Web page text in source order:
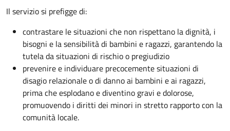
Il servizio si prefigge di:
contrastare le situazioni che non rispettano la dignità, i
bisogni e la sensibilità di bambini e ragazzi, garantendo la
tutela da situazioni di rischio o pregiudizio
prevenire e individuare precocemente situazioni di
disagio relazionale o di danno ai bambini e ai ragazzi,
prima che esplodano e diventino gravi e dolorose,
promuovendo i diritti dei minori in stretto rapporto con la
comunità locale.